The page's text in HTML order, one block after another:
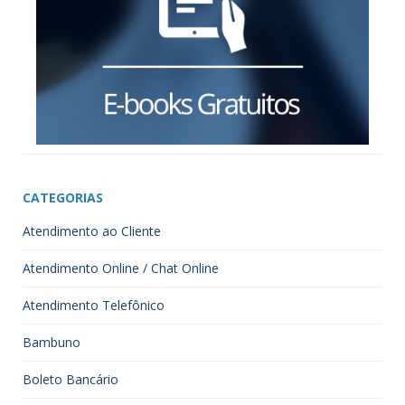
CATEGORIAS
Atendimento ao Cliente
Atendimento Online / Chat Online
Atendimento Telefônico
Bambuno
Boleto Bancário